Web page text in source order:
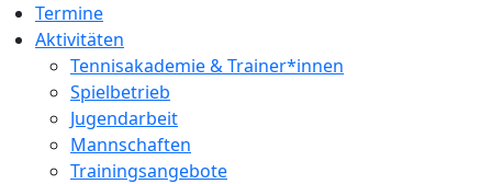
Termine
Aktivitäten
Tennisakademie & Trainer*innen
Spielbetrieb
Jugendarbeit
Mannschaften
Trainingsangebote